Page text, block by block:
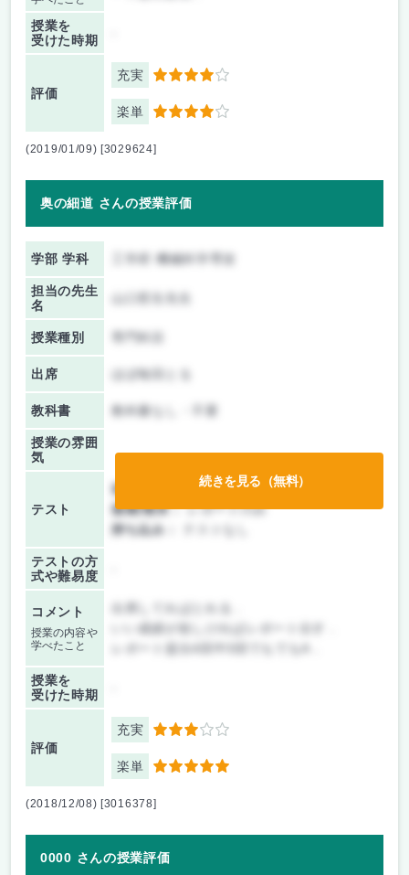
授業を
受けた時期
評価
充実 4
楽単 4
(2019/01/09) [3029624]
奥の細道 さんの授業評価
学部 学科 工学府 機械科学専攻
担当の先生
名
授業種別
出席 ほぼ毎回とる
教科書 教科書なし・不要
授業の雰囲
気
テスト
前期/中間：
レポートのみ
後期/期末：レポートのみ
持ち込み：
テストの方
式や難易度
コメント
授業の内容や
学べたこと
いい成績が欲しければレポート出す．
授業を
受けた時期
評価
充実 3
楽単 5
続きを見る（無料）
(2018/12/08) [3016378]
0000 さんの授業評価